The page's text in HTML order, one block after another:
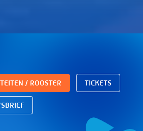
/ ROOSTER TICKETS